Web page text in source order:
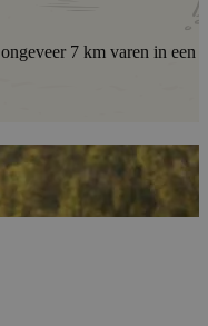
7 km varen in een